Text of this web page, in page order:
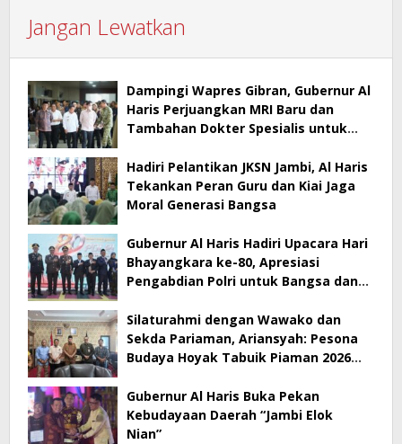
Jangan Lewatkan
Dampingi Wapres Gibran, Gubernur Al
Haris Perjuangkan MRI Baru dan
Tambahan Dokter Spesialis untuk
Hadiri Pelantikan JKSN Jambi, Al Haris
Tekankan Peran Guru dan Kiai Jaga
Moral Generasi Bangsa
Gubernur Al Haris Hadiri Upacara Hari
Bhayangkara ke-80, Apresiasi
Pengabdian Polri untuk Bangsa dan
Silaturahmi dengan Wawako dan
Sekda Pariaman, Ariansyah: Pesona
Budaya Hoyak Tabuik Piaman 2026
Gubernur Al Haris Buka Pekan
Kebudayaan Daerah “Jambi Elok
Nian”